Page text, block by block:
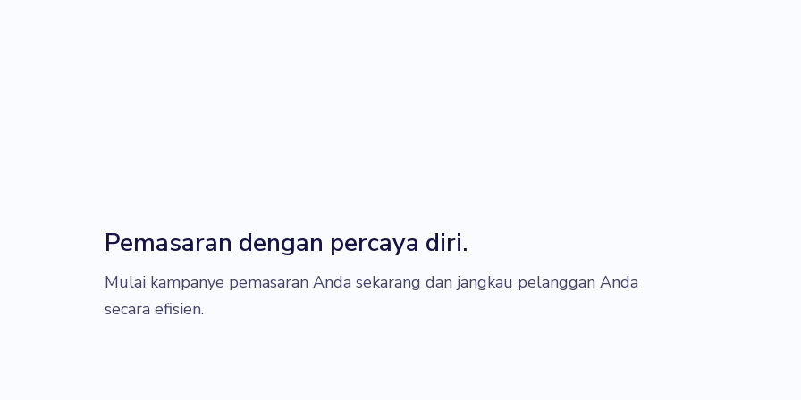
Pemasaran dengan percaya diri.
Mulai kampanye pemasaran Anda sekarang dan jangkau pelanggan Anda
secara efisien.